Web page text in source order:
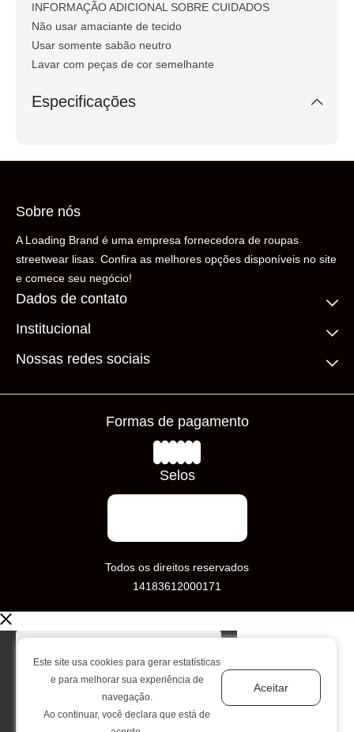
INFORMAÇÃO ADICIONAL SOBRE CUIDADOS
Não usar amaciante de tecido
Usar somente sabão neutro
Lavar com peças de cor semelhante
Especificações
Sobre nós
A Loading Brand é uma empresa fornecedora de roupas
streetwear lisas. Confira as melhores opções disponíveis no site
e comece seu negócio!
Dados de contato
(11) 99306-5206
Fale conosco
Institucional
Quem somos
Frete Grátis
Prazos de Entrega
Nossas redes sociais
Formas de pagamento
Selos
Todos os direitos reservados
14183612000171
Este site usa cookies para gerar estatísticas
e para melhorar sua experiência de
navegação.
Ao continuar, você declara que está de
Aceitar